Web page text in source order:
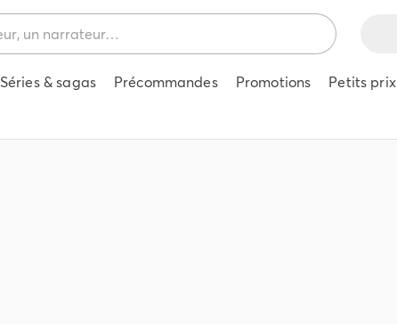
Séries & sagas Précommandes Promotions Petits prix